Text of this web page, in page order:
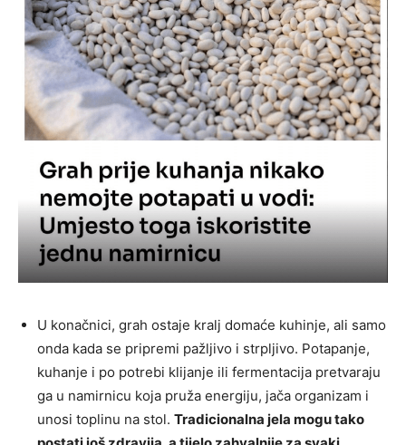
U konačnici, grah ostaje kralj domaće kuhinje, ali samo
onda kada se pripremi pažljivo i strpljivo. Potapanje,
kuhanje i po potrebi klijanje ili fermentacija pretvaraju
ga u namirnicu koja pruža energiju, jača organizam i
unosi toplinu na stol. Tradicionalna jela mogu tako